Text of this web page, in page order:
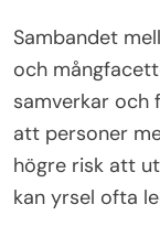
Sambandet
och
samverkar och
att personer
högre risk att
kan yrsel ofta